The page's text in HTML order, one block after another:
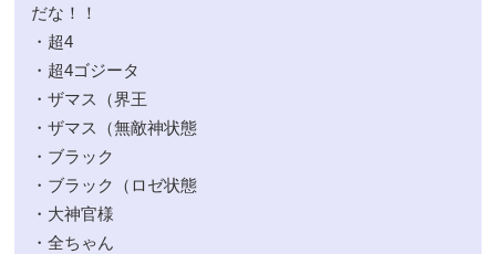
だな！！
・超4
・超4ゴジータ
・ザマス（界王
・ザマス（無敵神状態
・ブラック
・ブラック（ロゼ状態
・大神官様
・全ちゃん